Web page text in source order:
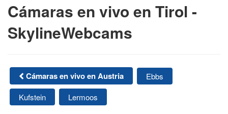
Cámaras en vivo en Tirol -
SkylineWebcams
Cámaras en vivo en Austria
Ebbs
Kufstein
Lermoos